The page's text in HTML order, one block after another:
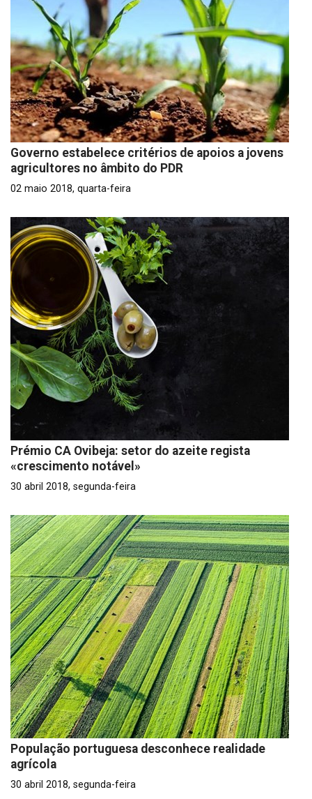
Governo estabelece critérios de apoios a jovens
agricultores no âmbito do PDR
02 maio 2018, quarta-feira
Prémio CA Ovibeja: setor do azeite regista
«crescimento notável»
30 abril 2018, segunda-feira
População portuguesa desconhece realidade
agrícola
30 abril 2018, segunda-feira